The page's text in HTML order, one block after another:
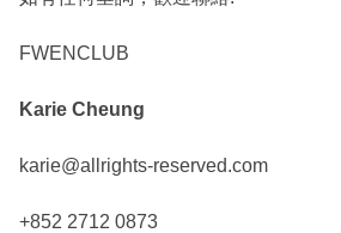
FWENCLUB
Karie Cheung
karie@allrights-reserved.com
+852 2712 0873